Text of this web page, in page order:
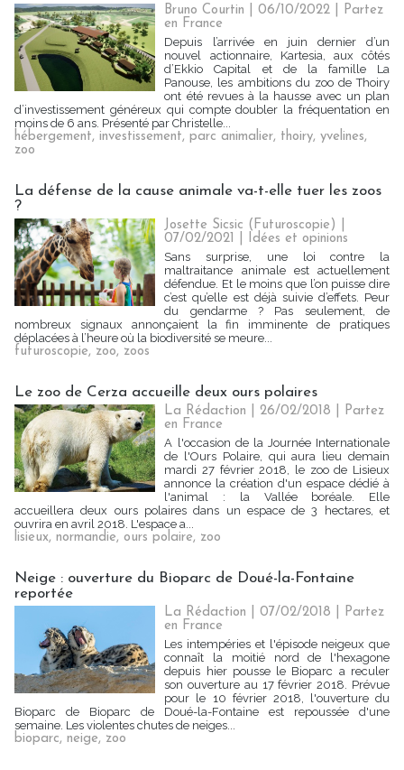
Bruno Courtin | 06/10/2022
Partez
en France
Depuis l’arrivée en juin dernier d’un
nouvel actionnaire, Kartesia, aux côtés
d’Ekkio Capital et de la famille La
Panouse, les ambitions du zoo de Thoiry
ont été revues à la hausse avec un plan
d’investissement généreux qui compte doubler la fréquentation en
moins de 6 ans. Présenté par Christelle...
hébergement, investissement, parc animalier, thoiry, yvelines,
zoo
La défense de la cause animale va-t-elle tuer les zoos
?
Josette Sicsic (Futuroscopie)
07/02/2021
Idées et opinions
Sans surprise, une loi contre la
maltraitance animale est actuellement
défendue. Et le moins que l’on puisse dire
c’est qu’elle est déjà suivie d’effets. Peur
du gendarme ? Pas seulement, de
nombreux signaux annonçaient la fin imminente de pratiques
déplacées à l’heure où la biodiversité se meure...
futuroscopie, zoo, zoos
Le zoo de Cerza accueille deux ours polaires
La Rédaction | 26/02/2018
Partez
en France
A l'occasion de la Journée Internationale
de l'Ours Polaire, qui aura lieu demain
mardi 27 février 2018, le zoo de Lisieux
annonce la création d'un espace dédié à
l'animal : la Vallée boréale. Elle
accueillera deux ours polaires dans un espace de 3 hectares, et
ouvrira en avril 2018. L'espace a...
lisieux, normandie, ours polaire, zoo
Neige : ouverture du Bioparc de Doué-la-Fontaine
reportée
La Rédaction | 07/02/2018
Partez
en France
Les intempéries et l'épisode neigeux que
connaît la moitié nord de l'hexagone
depuis hier pousse le Bioparc a reculer
son ouverture au 17 février 2018. Prévue
pour le 10 février 2018, l'ouverture du
Bioparc de Bioparc de Doué-la-Fontaine est repoussée d'une
semaine. Les violentes chutes de neiges...
bioparc, neige, zoo